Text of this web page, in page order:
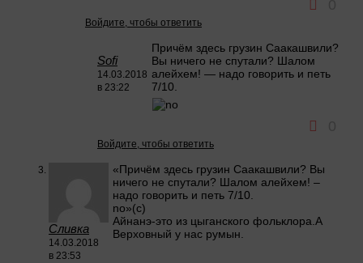
Войдите, чтобы ответить
Sofi
14.03.2018
в 23:22
Причём здесь грузин Саакашвили?
Вы ничего не спутали? Шалом
алейхем! — надо говорить и петь
7/10.
Войдите, чтобы ответить
Сливка
14.03.2018
в 23:53
«Причём здесь грузин Саакашвили? Вы
ничего не спутали? Шалом алейхем! –
надо говорить и петь 7/10.
no»(с)
Айнанэ-это из цыганского фольклора.А
Верховный у нас румын.